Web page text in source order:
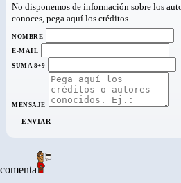
No disponemos de información sobre los
conoces, pega aquí los créditos.
NOMBRE
E-MAIL
SUMA 8+9
MENSAJE
ENVIAR
comenta